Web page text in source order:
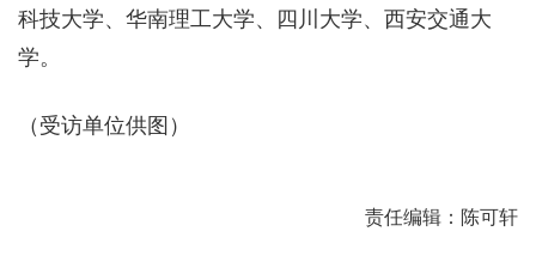
科技大学、华南理工大学、四川大学、西安交通大
学。
（受访单位供图）
责任编辑：陈可轩